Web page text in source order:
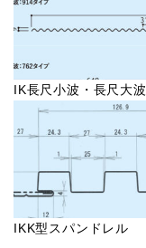
IK長尺小波・長尺大波
IKK型スパンドレル